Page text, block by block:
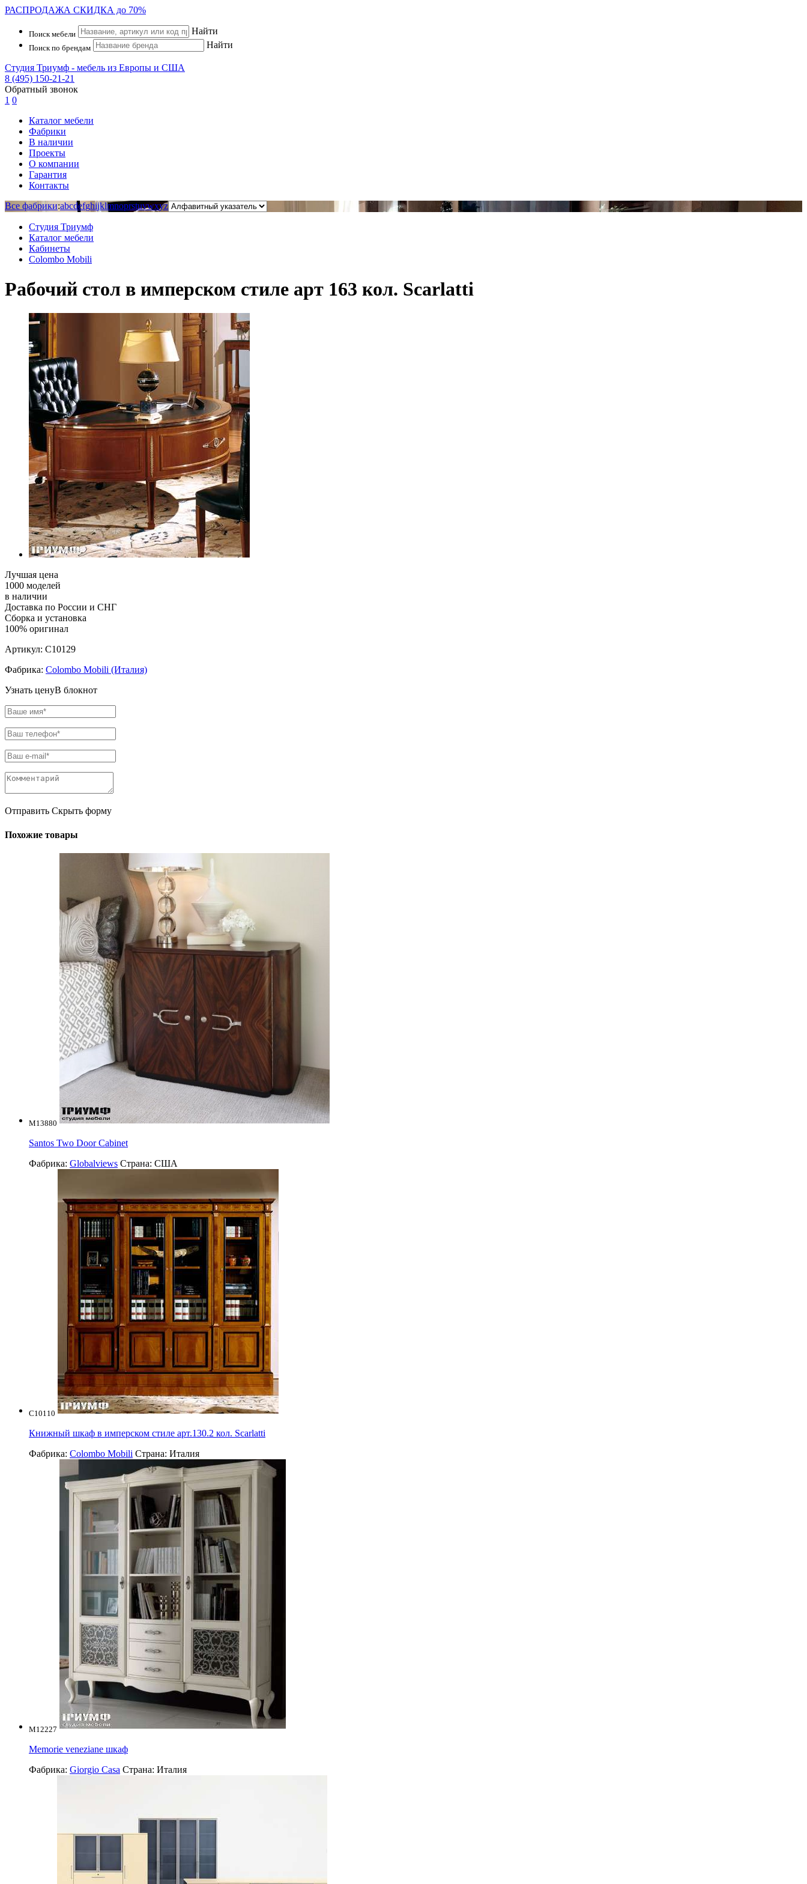
РАСПРОДАЖА СКИДКА до 70%
Поиск мебели Найти
Поиск по брендам Найти
Студия Триумф - мебель из Европы и США
8 (495) 150-21-21
Обратный звонок
1 0
Каталог мебели
Фабрики
В наличии
Проекты
О компании
Гарантия
Контакты
Все фабрики:abcdefghijklmnoprstuvwxyz
Студия Триумф
Каталог мебели
Кабинеты
Colombo Mobili
Рабочий стол в имперском стиле арт 163 кол. Scarlatti
Лучшая цена
1000 моделей
в наличии
Доставка по России и СНГ
Сборка и установка
100% оригинал
Артикул: C10129
Фабрика: Colombo Mobili (Италия)
Узнать ценуВ блокнот
Отправить Скрыть форму
Похожие товары
M13880
Santos Two Door Cabinet
Фабрика: Globalviews Страна: США
C10110
Книжный шкаф в имперском стиле арт.130.2 кол. Scarlatti
Фабрика: Colombo Mobili Страна: Италия
M12227
Memorie veneziane шкаф
Фабрика: Giorgio Casa Страна: Италия